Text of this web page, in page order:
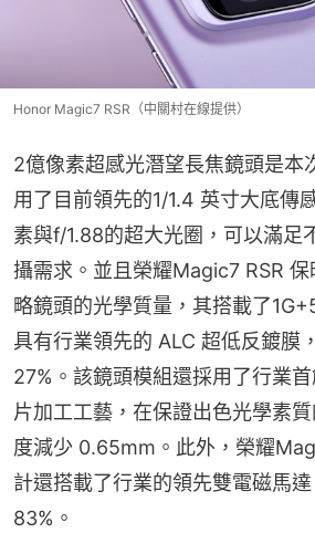
Honor Magic7 RSR（中關村在線提供）
2億像素超感光潛望長焦鏡頭是本
用了目前領先的1/1.4 英寸大底傳
素與f/1.88的超大光圈，可以滿足
攝需求。並且榮耀Magic7 RSR
略鏡頭的光學質量，其搭載了
具有行業領先的 ALC 超低反鍍膜
27%。該鏡頭模組還採用了行業
片加工工藝，在保證出色光學素
度減少 0.65mm。此外，榮耀
計還搭載了行業的領先雙電磁馬
83%。